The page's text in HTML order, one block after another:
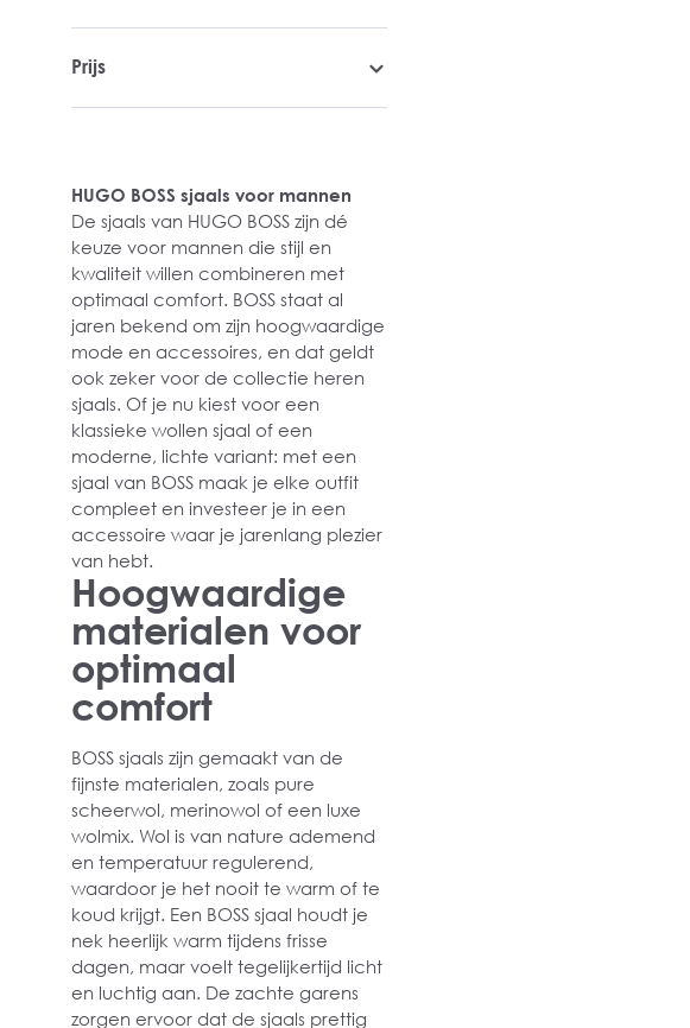
Prijs
HUGO BOSS sjaals voor mannen
De sjaals van HUGO BOSS zijn dé
keuze voor mannen die stijl en
kwaliteit willen combineren met
optimaal comfort. BOSS staat al
jaren bekend om zijn hoogwaardige
mode en accessoires, en dat geldt
ook zeker voor de collectie heren
sjaals. Of je nu kiest voor een
klassieke wollen sjaal of een
moderne, lichte variant: met een
sjaal van BOSS maak je elke outfit
compleet en investeer je in een
accessoire waar je jarenlang plezier
van hebt.
Hoogwaardige
materialen voor
optimaal
comfort
BOSS sjaals zijn gemaakt van de
fijnste materialen, zoals pure
scheerwol, merinowol of een luxe
wolmix. Wol is van nature ademend
en temperatuur regulerend,
waardoor je het nooit te warm of te
koud krijgt. Een BOSS sjaal houdt je
nek heerlijk warm tijdens frisse
dagen, maar voelt tegelijkertijd licht
en luchtig aan. De zachte garens
zorgen ervoor dat de sjaals prettig